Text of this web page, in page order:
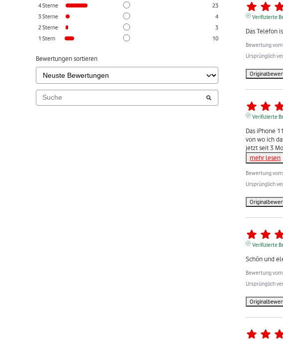
4Sterne
23
3Sterne
4
2Sterne
3
1 Stern 10
Bewertungen sortieren
Verifizierte
Das Telefon
Bewertung
Ursprünglich
Verifizierte
Das iPhone
von wo ich
jetzt seit 3
mehr lesen
Bewertung vom
Ursprünglich
Verifizierte
Schön und
Bewertung vom
Ursprünglich